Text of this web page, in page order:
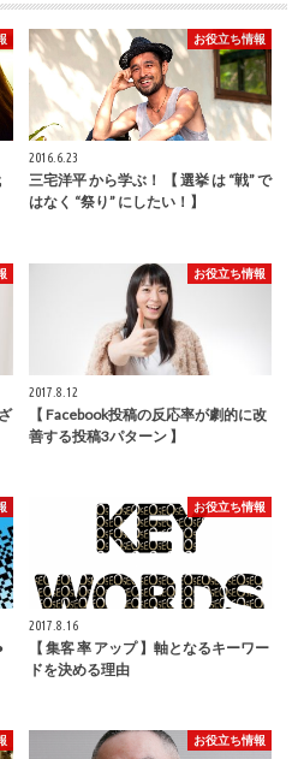
お役立ち情報
2016.6.23
三宅洋平 から学ぶ！ 【 選挙 は “戦” で
はなく “祭り” にしたい！】
お役立ち情報
2017.8.12
【 Facebook投稿の反応率が劇的に改
善する投稿3パターン 】
お役立ち情報
2017.8.16
【 集客 率 アップ 】軸となるキーワー
ドを決める理由
お役立ち情報